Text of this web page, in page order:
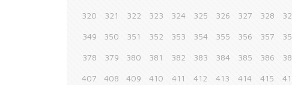
320 321 322 323 324 325 326 327 328
349 350 351 352 353 354 355 356 357
378 379 380 381 382 383 384 385 386
407 408 409 410 411 412 413 414 415